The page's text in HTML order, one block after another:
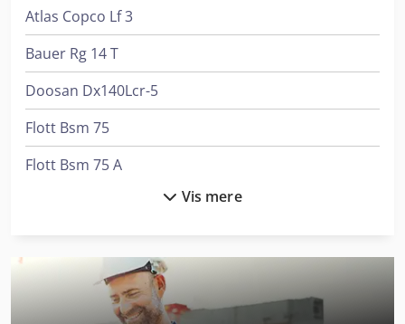
Atlas Copco Lf 3
Bauer Rg 14 T
Doosan Dx140Lcr-5
Flott Bsm 75
Flott Bsm 75 A
Grundfos Cre 45-3
Index Ms40-6
Vis mere